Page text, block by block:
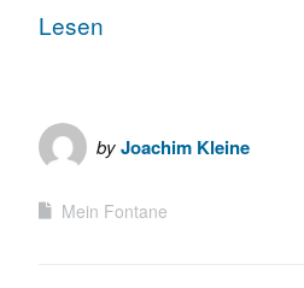
Lesen
byJoachim Kleine
Mein Fontane